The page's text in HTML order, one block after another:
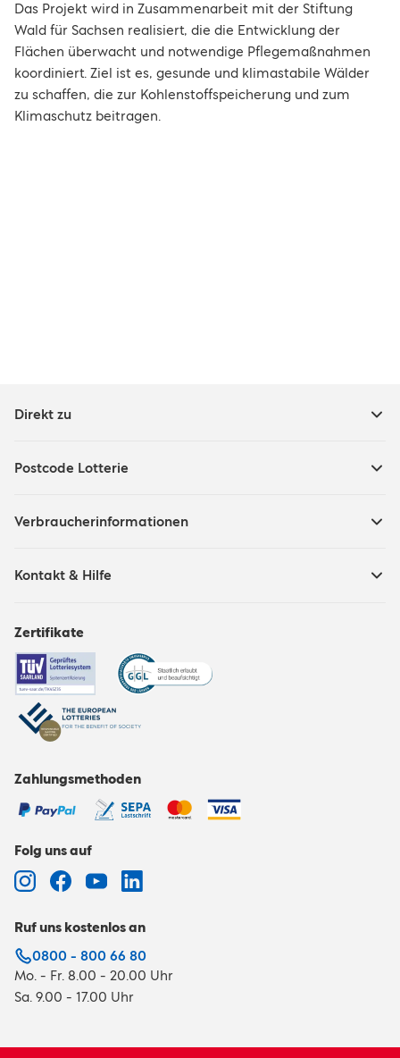
Das Projekt wird in Zusammenarbeit mit der Stiftung
Wald für Sachsen realisiert, die die Entwicklung der
Flächen überwacht und notwendige Pflegemaßnahmen
koordiniert. Ziel ist es, gesunde und klimastabile Wälder
zu schaffen, die zur Kohlenstoffspeicherung und zum
Klimaschutz beitragen.
Direkt zu
Postcode Lotterie
Verbraucherinformationen
Kontakt & Hilfe
Zertifikate
Zahlungsmethoden
Folg uns auf
Ruf uns kostenlos an
0800 - 800 66 80
Mo. - Fr. 8.00 - 20.00 Uhr
Sa. 9.00 - 17.00 Uhr